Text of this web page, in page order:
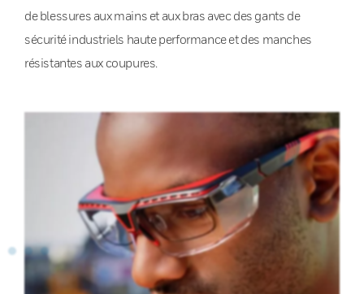
de blessures aux mains et aux bras avec des gants de
sécurité industriels haute performance et des manches
résistantes aux coupures.